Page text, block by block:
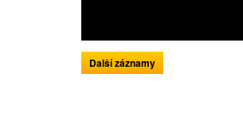
Další záznamy